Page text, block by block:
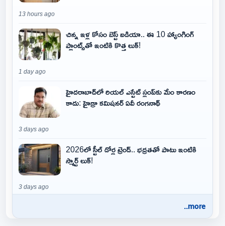
13 hours ago
చిన్న ఇళ్ల కోసం బెస్ట్ ఐడియా.. ఈ 10 హ్యాంగింగ్
ప్లాంట్స్‌తో ఇంటికి కొత్త లుక్!
1 day ago
హైదరాబాద్‌లో రియల్ ఎస్టేట్ స్లంప్‌కు మేం కారణం
కాదు: హైడ్రా కమిషనర్ ఏవీ రంగనాథ్
3 days ago
2026లో స్టీల్ డోర్ల ట్రెండ్.. భద్రతతో పాటు ఇంటికి
స్మార్ట్ లుక్!
3 days ago
..more